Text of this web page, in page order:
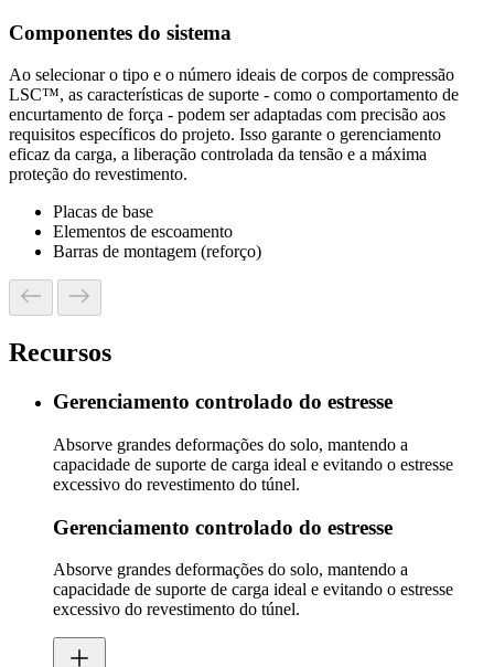
Componentes do sistema
Ao selecionar o tipo e o número ideais de corpos de compressão
LSC™, as características de suporte - como o comportamento de
encurtamento de força - podem ser adaptadas com precisão aos
requisitos específicos do projeto. Isso garante o gerenciamento
eficaz da carga, a liberação controlada da tensão e a máxima
proteção do revestimento.
Placas de base
Elementos de escoamento
Barras de montagem (reforço)
Recursos
Gerenciamento controlado do estresse
Absorve grandes deformações do solo, mantendo a
capacidade de suporte de carga ideal e evitando o estresse
excessivo do revestimento do túnel.
Gerenciamento controlado do estresse
Absorve grandes deformações do solo, mantendo a
capacidade de suporte de carga ideal e evitando o estresse
excessivo do revestimento do túnel.